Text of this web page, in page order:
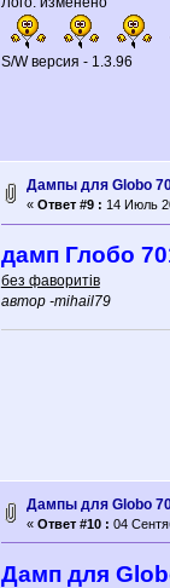
S/W версия - 1.3.96
Дампы для Globo
«Ответ #9 : 14 Июль
дамп Глобо
без фаворитів
автор -mihail79
Дампы для Globo
«Ответ #10 : 04
Дамп для